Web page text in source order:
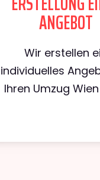
ANGEBOT
Wir erstellen
individuelles
Ihren Umzug